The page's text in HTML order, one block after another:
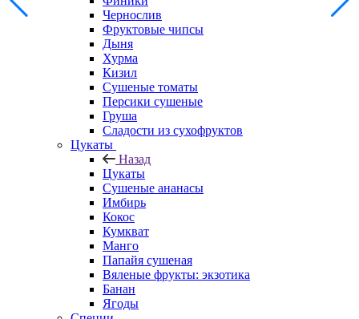
Чернослив
Фруктовые чипсы
Дыня
Хурма
Кизил
Сушеные томаты
Персики сушеные
Груша
Сладости из сухофруктов
Цукаты
Назад
Цукаты
Cушеные ананасы
Имбирь
Кокос
Кумкват
Манго
Папайя сушеная
Вяленые фрукты: экзотика
Банан
Ягоды